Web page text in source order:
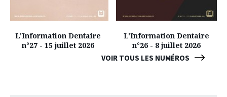
VOIR TOUS LES NUMÉROS
L'Information Dentaire
n°27 - 15 juillet 2026
L'Information Dentaire
n°26 - 8 juillet 2026